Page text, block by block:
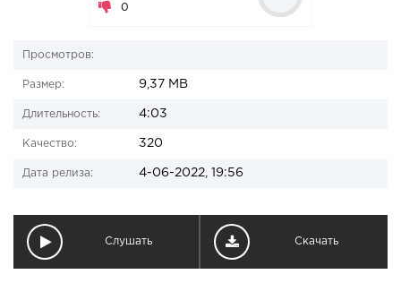
0
Просмотров:
Размер: 9,37 MB
Длительность: 4:03
Качество: 320
Дата релиза: 4-06-2022, 19:56
Слушать Скачать